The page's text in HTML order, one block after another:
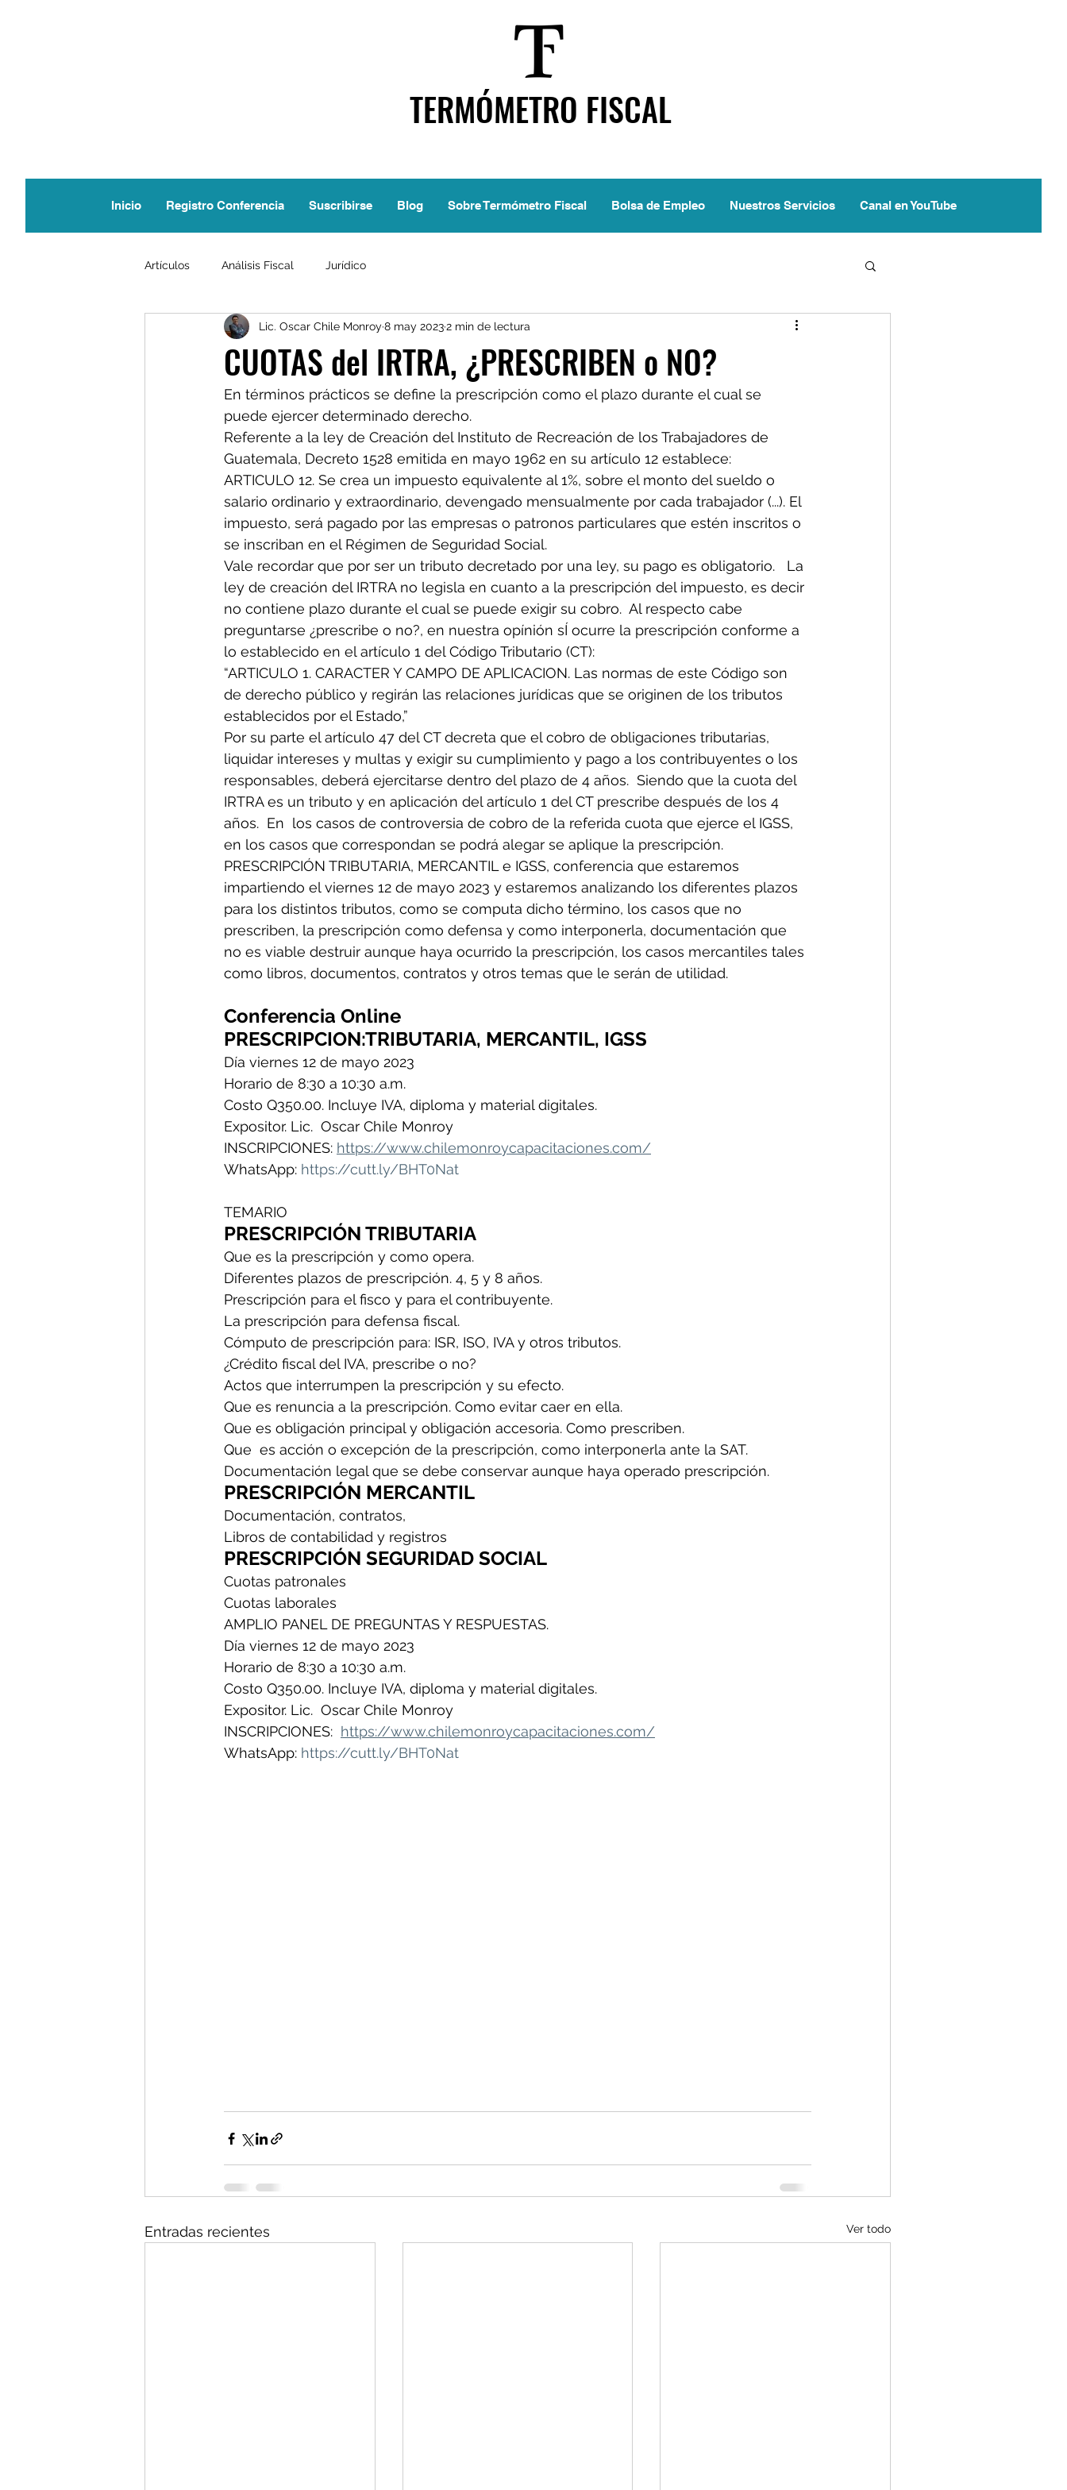
TERMÓMETRO FISCAL
Inicio Registro Conferencia Suscribirse Blog Sobre Termómetro Fiscal Bolsa de Empleo Nuestros Servicios Canal en YouTube
Artículos Análisis Fiscal Jurídico
CUOTAS del IRTRA, ¿PRESCRIBEN o NO?
Lic. Oscar Chile Monroy 8 may 20232 min de lectura
En términos prácticos se define la prescripción como el plazo durante el cual se
puede ejercer determinado derecho.
Referente a la ley de Creación del Instituto de Recreación de los Trabajadores de
Guatemala, Decreto 1528 emitida en mayo 1962 en su artículo 12 establece:
ARTICULO 12. Se crea un impuesto equivalente al 1%, sobre el monto del sueldo o
salario ordinario y extraordinario, devengado mensualmente por cada trabajador (...). El
impuesto, será pagado por las empresas o patronos particulares que estén inscritos o
se inscriban en el Régimen de Seguridad Social.
Vale recordar que por ser un tributo decretado por una ley, su pago es obligatorio.   La
ley de creación del IRTRA no legisla en cuanto a la prescripción del impuesto, es decir
no contiene plazo durante el cual se puede exigir su cobro.  Al respecto cabe
preguntarse ¿prescribe o no?, en nuestra opínión sÍ ocurre la prescripción conforme a
lo establecido en el artículo 1 del Código Tributario (CT):
“ARTICULO 1. CARACTER Y CAMPO DE APLICACION. Las normas de este Código son
de derecho público y regirán las relaciones jurídicas que se originen de los tributos
establecidos por el Estado,”
Por su parte el artículo 47 del CT decreta que el cobro de obligaciones tributarias,
liquidar intereses y multas y exigir su cumplimiento y pago a los contribuyentes o los
responsables, deberá ejercitarse dentro del plazo de 4 años.  Siendo que la cuota del
IRTRA es un tributo y en aplicación del artículo 1 del CT prescribe después de los 4
años.  En  los casos de controversia de cobro de la referida cuota que ejerce el IGSS,
en los casos que correspondan se podrá alegar se aplique la prescripción.
PRESCRIPCIÓN TRIBUTARIA, MERCANTIL e IGSS, conferencia que estaremos
impartiendo el viernes 12 de mayo 2023 y estaremos analizando los diferentes plazos
para los distintos tributos, como se computa dicho término, los casos que no
prescriben, la prescripción como defensa y como interponerla, documentación que
no es viable destruir aunque haya ocurrido la prescripción, los casos mercantiles tales
como libros, documentos, contratos y otros temas que le serán de utilidad.
Conferencia Online
PRESCRIPCION:TRIBUTARIA, MERCANTIL, IGSS
Día viernes 12 de mayo 2023
Horario de 8:30 a 10:30 a.m.
Costo Q350.00. Incluye IVA, diploma y material digitales.
Expositor. Lic.  Oscar Chile Monroy
INSCRIPCIONES: https://www.chilemonroycapacitaciones.com/
WhatsApp: https://cutt.ly/BHT0Nat
TEMARIO
PRESCRIPCIÓN TRIBUTARIA
Que es la prescripción y como opera.
Diferentes plazos de prescripción. 4, 5 y 8 años.
Prescripción para el fisco y para el contribuyente.
La prescripción para defensa fiscal.
Cómputo de prescripción para: ISR, ISO, IVA y otros tributos.
¿Crédito fiscal del IVA, prescribe o no?
Actos que interrumpen la prescripción y su efecto.
Que es renuncia a la prescripción. Como evitar caer en ella.
Que es obligación principal y obligación accesoria. Como prescriben.
Que  es acción o excepción de la prescripción, como interponerla ante la SAT.
Documentación legal que se debe conservar aunque haya operado prescripción.
PRESCRIPCIÓN MERCANTIL
Documentación, contratos,
Libros de contabilidad y registros
PRESCRIPCIÓN SEGURIDAD SOCIAL
Cuotas patronales
Cuotas laborales
AMPLIO PANEL DE PREGUNTAS Y RESPUESTAS.
Día viernes 12 de mayo 2023
Horario de 8:30 a 10:30 a.m.
Costo Q350.00. Incluye IVA, diploma y material digitales.
Expositor. Lic.  Oscar Chile Monroy
INSCRIPCIONES: https://www.chilemonroycapacitaciones.com/
WhatsApp: https://cutt.ly/BHT0Nat
Entradas recientes Ver todo